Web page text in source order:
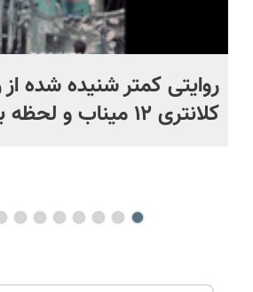
روایتی کمتر شنیده شده
کلانتری ۱۲ میناب و لحظه بمباران | ویدئو